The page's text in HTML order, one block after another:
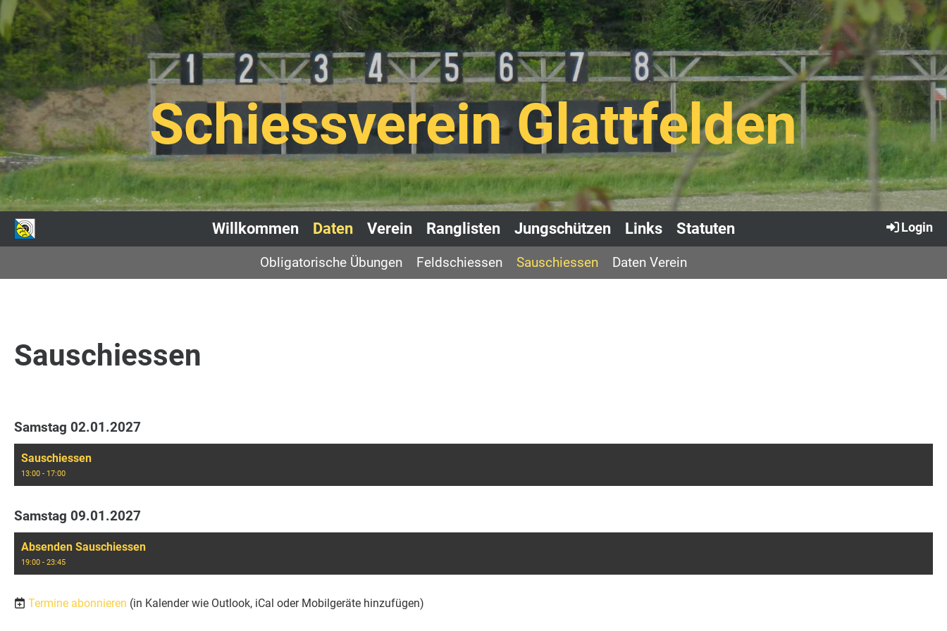
Schiessverein Glattfelden
Willkommen Daten Verein Ranglisten Jungschützen Links Statuten Login
Obligatorische Übungen Feldschiessen Sauschiessen Daten Verein
Sauschiessen
Samstag 02.01.2027
Sauschiessen
13:00 - 17:00
Samstag 09.01.2027
Absenden Sauschiessen
19:00 - 23:45
Termine abonnieren (in Kalender wie Outlook, iCal oder Mobilgeräte hinzufügen)